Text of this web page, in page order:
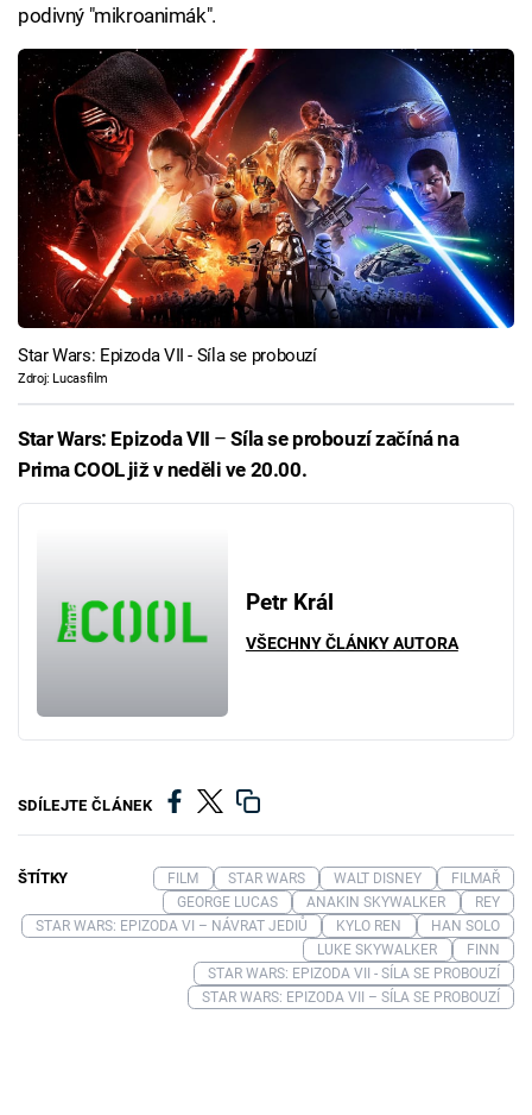
podivný "mikroanimák".
Star Wars: Epizoda VII - Síla se probouzí
Zdroj: Lucasfilm
Star Wars: Epizoda VII – Síla se probouzí začíná na
Prima COOL již v neděli ve 20.00.
Petr Král
VŠECHNY ČLÁNKY AUTORA
SDÍLEJTE ČLÁNEK
ŠTÍTKY FILM STAR WARS WALT DISNEY
FILMAŘ
GEORGE LUCAS
ANAKIN SKYWALKER
REY
STAR WARS: EPIZODA VI – NÁVRAT JEDIŮ
KYLO REN
HAN SOLO
LUKE SKYWALKER
FINN
STAR WARS: EPIZODA VII - SÍLA SE PROBOUZÍ
STAR WARS: EPIZODA VII – SÍLA SE PROBOUZÍ